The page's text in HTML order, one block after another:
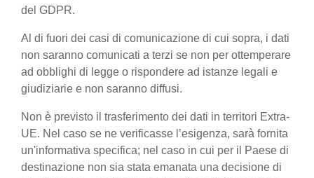
del GDPR.
Al di fuori dei casi di comunicazione di cui sopra, i dati
non saranno comunicati a terzi se non per ottemperare
ad obblighi di legge o rispondere ad istanze legali e
giudiziarie e non saranno diffusi.
Non è previsto il trasferimento dei dati in territori Extra-
UE. Nel caso se ne verificasse l’esigenza, sarà fornita
un'informativa specifica; nel caso in cui per il Paese di
destinazione non sia stata emanata una decisione di